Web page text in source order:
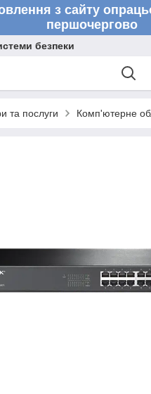
з сайту
першочергово
безпеки
та послуги Комп'ютерне